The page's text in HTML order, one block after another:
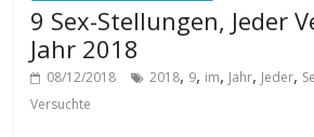
9 Sex-Stellungen, Jeder
Jahr 2018
08/12/2018 2018, 9, im, Jahr, Jeder,
Versuchte